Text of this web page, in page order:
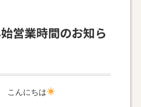
営業時間のお知ら
こんにちは